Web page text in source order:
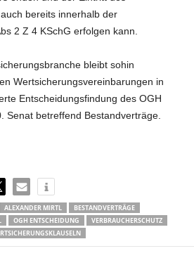
bereits innerhalb der
2 Z 4 KSchG erfolgen kann.
bleibt sohin
Wertsicherungsvereinbarungen in
Entscheidungsfindung des OGH
Senat betreffend Bestandverträge.
ALEXANDER MIRTL
BESTANDVERTRÄGE
OGH ENTSCHEIDUNG
VERBRAUCHERSCHUTZ